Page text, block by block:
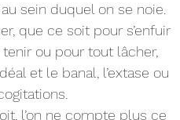
sein duquel on se noie.
que ce soit pour s’enfuir
ou pour tout lâcher,
et le banal, l’extase ou
l’on ne compte plus ce